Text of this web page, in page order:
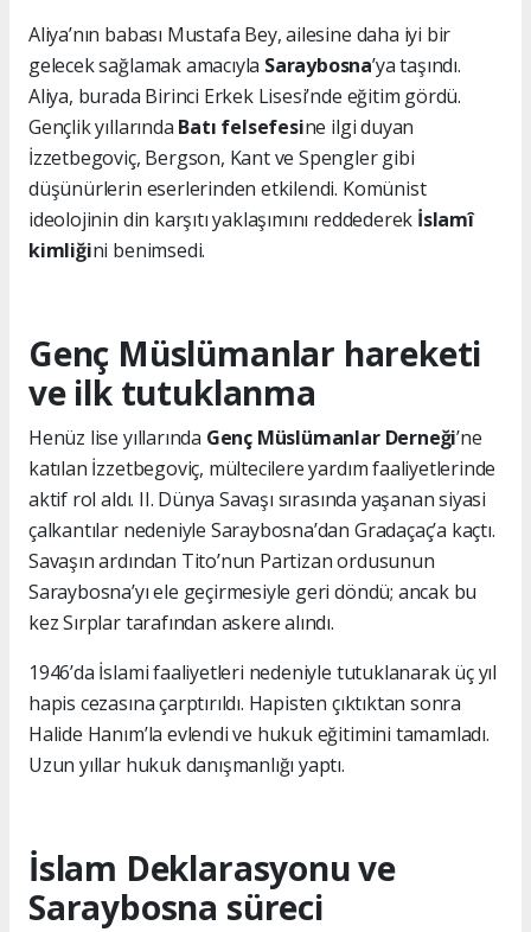
Aliya’nın babası Mustafa Bey, ailesine daha iyi bir
gelecek sağlamak amacıyla Saraybosna’ya taşındı.
Aliya, burada Birinci Erkek Lisesi’nde eğitim gördü.
Gençlik yıllarında Batı felsefesine ilgi duyan
İzzetbegoviç, Bergson, Kant ve Spengler gibi
düşünürlerin eserlerinden etkilendi. Komünist
ideolojinin din karşıtı yaklaşımını reddederek İslamî
kimliğini benimsedi.
Genç Müslümanlar hareketi
ve ilk tutuklanma
Henüz lise yıllarında Genç Müslümanlar Derneği’ne
katılan İzzetbegoviç, mültecilere yardım faaliyetlerinde
aktif rol aldı. II. Dünya Savaşı sırasında yaşanan siyasi
çalkantılar nedeniyle Saraybosna’dan Gradaçaç’a kaçtı.
Savaşın ardından Tito’nun Partizan ordusunun
Saraybosna’yı ele geçirmesiyle geri döndü; ancak bu
kez Sırplar tarafından askere alındı.
1946’da İslami faaliyetleri nedeniyle tutuklanarak üç yıl
hapis cezasına çarptırıldı. Hapisten çıktıktan sonra
Halide Hanım’la evlendi ve hukuk eğitimini tamamladı.
Uzun yıllar hukuk danışmanlığı yaptı.
İslam Deklarasyonu ve
Saraybosna süreci